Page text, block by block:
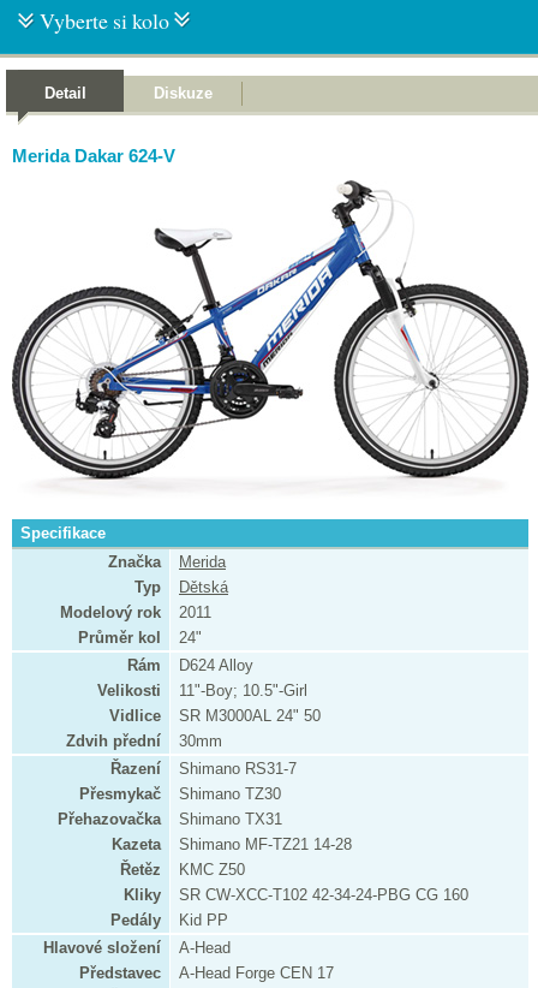
Vyberte si kolo
Detail Diskuze
Merida Dakar 624-V
Specifikace
Značka
Merida
Typ
Dětská
Modelový rok
2011
Průměr kol
24"
Rám
D624 Alloy
Velikosti
11"-Boy; 10.5"-Girl
Vidlice
SR M3000AL 24" 50
Zdvih přední
30mm
Řazení
Shimano RS31-7
Přesmykač
Shimano TZ30
Přehazovačka
Shimano TX31
Kazeta
Shimano MF-TZ21 14-28
Řetěz
KMC Z50
Kliky
SR CW-XCC-T102 42-34-24-PBG CG 160
Pedály
Kid PP
Hlavové složení
A-Head
Představec
A-Head Forge CEN 17